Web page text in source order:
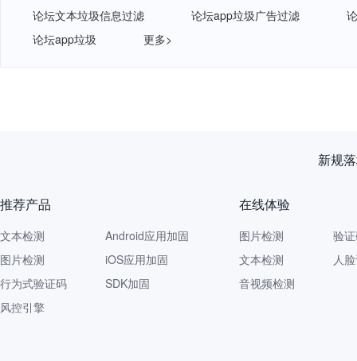
论坛文本垃圾信息过滤
论坛app垃圾广告过滤
论坛app垃圾
更多>
新规
推荐产品
文本检测
图片检测
行为式验证码
风控引擎
Android应用加固
iOS应用加固
SDK加固
在线体验
图片检测
文本检测
音视频检测
验
人